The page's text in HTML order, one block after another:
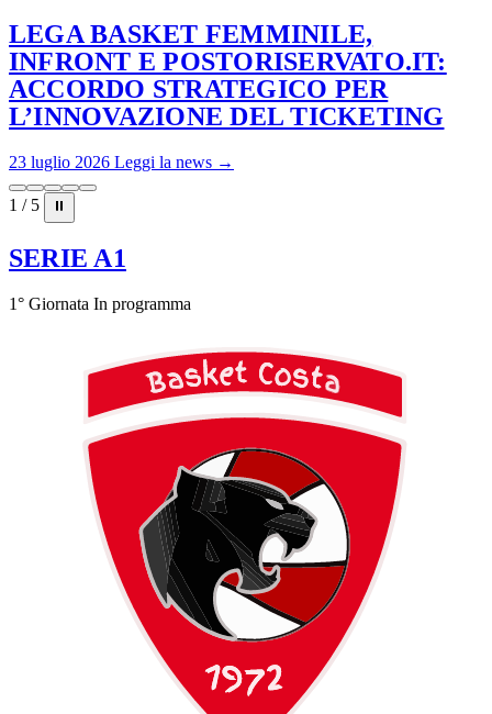
LEGA BASKET FEMMINILE,
INFRONT E POSTORISERVATO.IT:
ACCORDO STRATEGICO PER
L’INNOVAZIONE DEL TICKETING
23 luglio 2026 Leggi la news →
1 / 5 ⏸
SERIE A1
1° Giornata In programma